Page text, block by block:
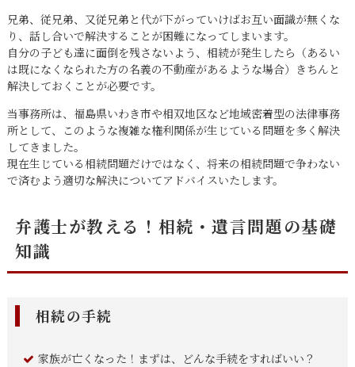
兄弟、従兄弟、又従兄弟と代が下がっていけばお互い面識が無くな
り、話し合いで解決することが困難になってしまいます。
自分の子ども達に面倒を残さないよう、相続が発生したら（あるい
は既になくなられた方の名義の不動産があるような場合）きちんと
解決しておくことが必要です。
当事務所は、福島県いわき市や相双地区など地域密着型の法律事務
所として、このような複雑な権利関係が生じている問題を多く解決
してきました。
現在生じている相続問題だけではなく、将来の相続問題で争わない
で済むよう適切な解決についてアドバイスいたします。
弁護士が教える！相続・遺言問題の基礎
知識
相続の手続
家族が亡くなった！まずは、どんな手続をすればいい？